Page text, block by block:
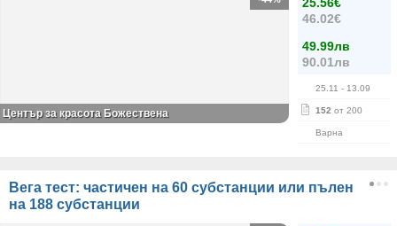
46.02€
49.99лв
90.01лв
25.11 - 13.09
152 от 200
Варна
Център за красота Божествена
Вега тест: частичен на 60 субстанции или пълен
на 188 субстанции